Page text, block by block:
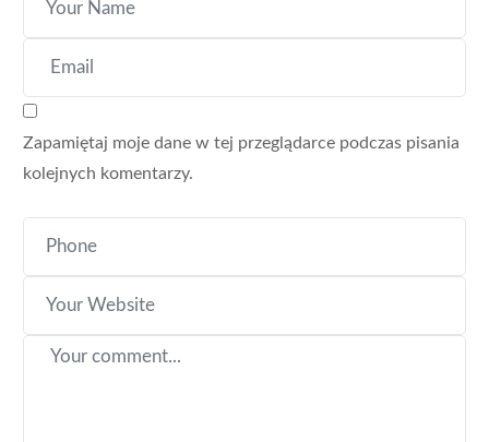
Zapamiętaj moje dane w tej przeglądarce podczas pisania
kolejnych komentarzy.